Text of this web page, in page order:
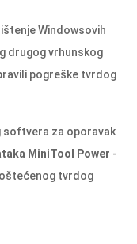
Windowsovih
drugog vrhunskog
pogreške tvrdog
softvera za oporavak
MiniTool Power -
tvrdog